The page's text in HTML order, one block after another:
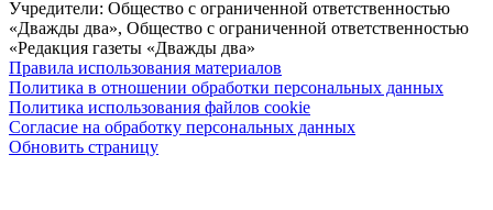
Учредители: Общество с ограниченной ответственностью
«Дважды два», Общество с ограниченной ответственностью
«Редакция газеты «Дважды два»
Правила использования материалов
Политика в отношении обработки персональных данных
Политика использования файлов cookie
Согласие на обработку персональных данных
Обновить страницу